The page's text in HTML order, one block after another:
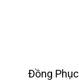
Đồng